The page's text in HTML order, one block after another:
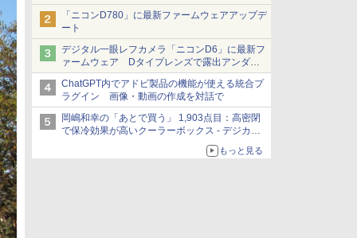
「ニコンD780」に最新ファームウェアアップデ
ート
デジタル一眼レフカメラ「ニコンD6」に最新フ
ァームウェア Dタイプレンズで露出アンダー
になる現象の修正など
ChatGPT内でアドビ製品の機能が使える統合プ
ラグイン 画像・動画の作成を対話で
岡嶋和幸の「あとで買う」 1,903点目：高密閉
で保冷効果が高いクーラーボックス - デジカメ
もっと見る